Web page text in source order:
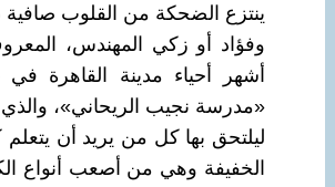
ينتزع الضحكة من القلوب
وفؤاد أو زكي المهندس،
«مدرسة نجيب الريحاني»،
ليلتحق بها كل من يريد أن يتعلم
الخفيفة وهي من أصعب أنواع